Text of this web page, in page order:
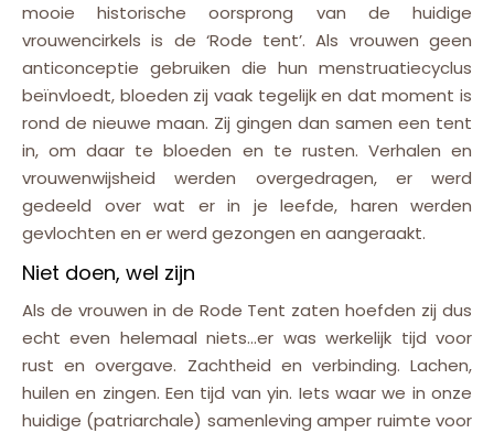
mooie historische oorsprong van de huidige
vrouwencirkels is de ‘Rode tent’. Als vrouwen geen
anticonceptie gebruiken die hun menstruatiecyclus
beïnvloedt, bloeden zij vaak tegelijk en dat moment is
rond de nieuwe maan. Zij gingen dan samen een tent
in, om daar te bloeden en te rusten. Verhalen en
vrouwenwijsheid werden overgedragen, er werd
gedeeld over wat er in je leefde, haren werden
gevlochten en er werd gezongen en aangeraakt.
Niet doen, wel zijn
Als de vrouwen in de Rode Tent zaten hoefden zij dus
echt even helemaal niets…er was werkelijk tijd voor
rust en overgave. Zachtheid en verbinding. Lachen,
huilen en zingen. Een tijd van yin. Iets waar we in onze
huidige (patriarchale) samenleving amper ruimte voor